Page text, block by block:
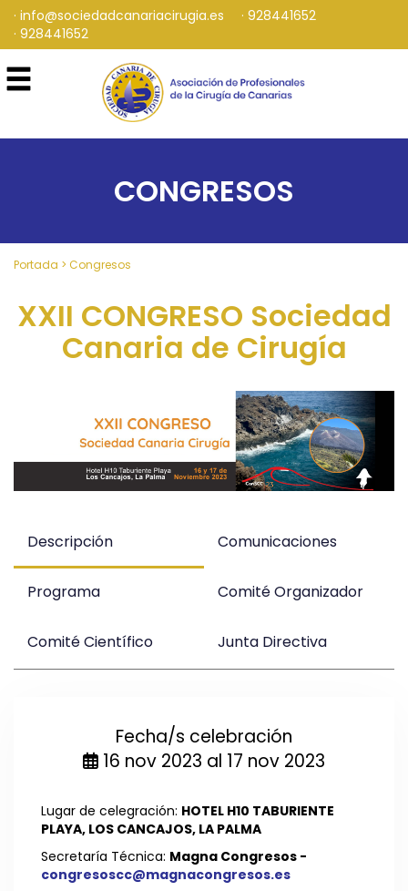
info@sociedadcanariacirugia.es
928441652
928441652
CONGRESOS
Portada > Congresos
XXII CONGRESO Sociedad
Canaria de Cirugía
Descripción Comunicaciones
Programa Comité Organizador
Comité Científico Junta Directiva
Fecha/s celebración
16 nov 2023 al 17 nov 2023
Lugar de celegración: HOTEL H10 TABURIENTE
PLAYA, LOS CANCAJOS, LA PALMA
Secretaría Técnica: Magna Congresos -
congresoscc@magnacongresos.es